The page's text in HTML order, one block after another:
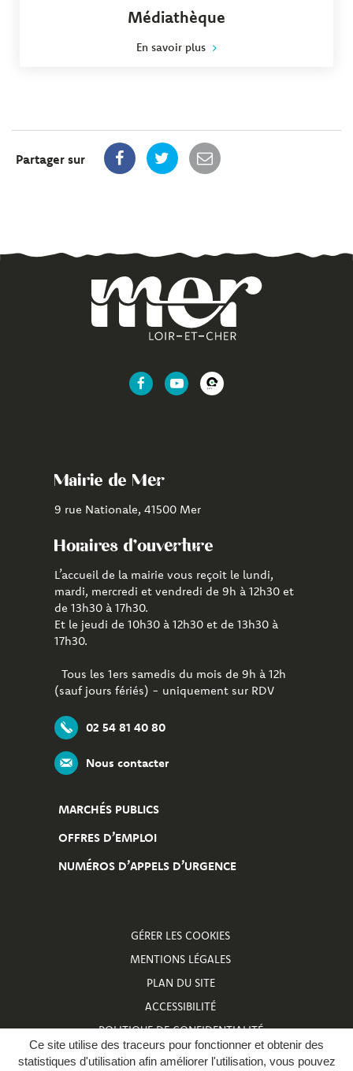
Ce site utilise des traceurs pour fonctionner et obtenir des
statistiques d'utilisation afin améliorer l'utilisation, vous pouvez
Médiathèque
En savoir plus
Partager sur
Lien
Lien
Lien
Mairie de Mer
9 rue Nationale, 41500 Mer
Horaires d'ouverture
L’accueil de la mairie vous reçoit le lundi,
mardi, mercredi et vendredi de 9h à 12h30 et
de 13h30 à 17h30.
Et le jeudi de 10h30 à 12h30 et de 13h30 à
17h30.
Tous les 1ers samedis du mois de 9h à 12h
(sauf jours fériés) - uniquement sur RDV
02 54 81 40 80
Nous contacter
MARCHÉS PUBLICS
OFFRES D’EMPLOI
NUMÉROS D’APPELS D’URGENCE
GÉRER LES COOKIES
MENTIONS LÉGALES
PLAN DU SITE
ACCESSIBILITÉ
POLITIQUE DE CONFIDENTIALITÉ
NUMÉROS D’APPELS D’URGENCE